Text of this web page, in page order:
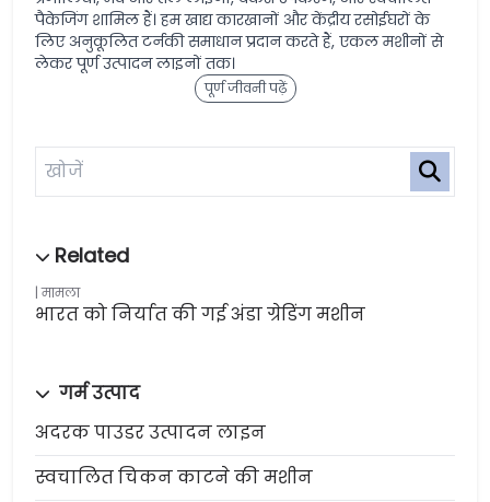
पैकेजिंग शामिल हैं। हम खाद्य कारखानों और केंद्रीय रसोईघरों के
लिए अनुकूलित टर्नकी समाधान प्रदान करते हैं, एकल मशीनों से
लेकर पूर्ण उत्पादन लाइनों तक।
पूर्ण जीवनी पढ़ें
मामला
भारत को निर्यात की गई अंडा ग्रेडिंग मशीन
गर्म उत्पाद
अदरक पाउडर उत्पादन लाइन
स्वचालित चिकन काटने की मशीन